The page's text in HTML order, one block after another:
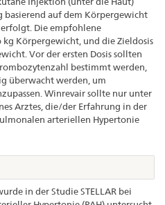
basierend auf dem Körpergewicht
Die empfohlene
Körpergewicht, und die Zieldosis
Vor der ersten Dosis sollten
bestimmt werden,
überwacht werden, um
Winrevair sollte nur unter
Arztes, die/der Erfahrung in der
arteriellen Hypertonie
in der Studie STELLAR bei